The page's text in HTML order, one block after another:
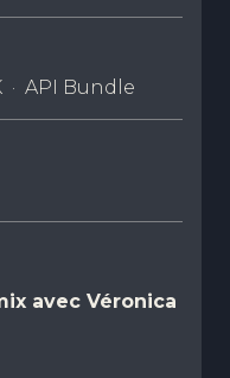
· API Bundle
avec Véronica